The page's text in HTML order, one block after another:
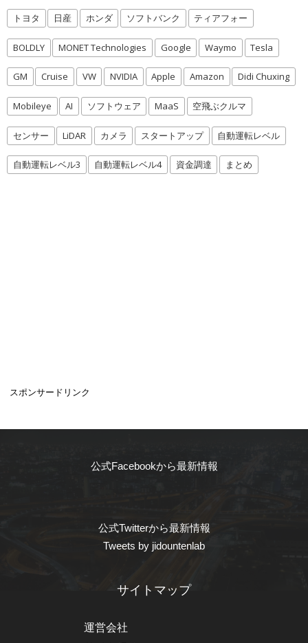
トヨタ 日産 ホンダ ソフトバンク ティアフォー
BOLDLY MONET Technologies Google Waymo Tesla
GM Cruise VW NVIDIA Apple Amazon Didi Chuxing
Mobileye AI ソフトウェア MaaS 空飛ぶクルマ
センサー LiDAR カメラ スタートアップ 自動運転レベル
自動運転レベル3 自動運転レベル4 資金調達 まとめ
スポンサードリンク
公式Facebookから最新情報
公式Twitterから最新情報
Tweets by jidountenlab
サイトマップ
運営会社